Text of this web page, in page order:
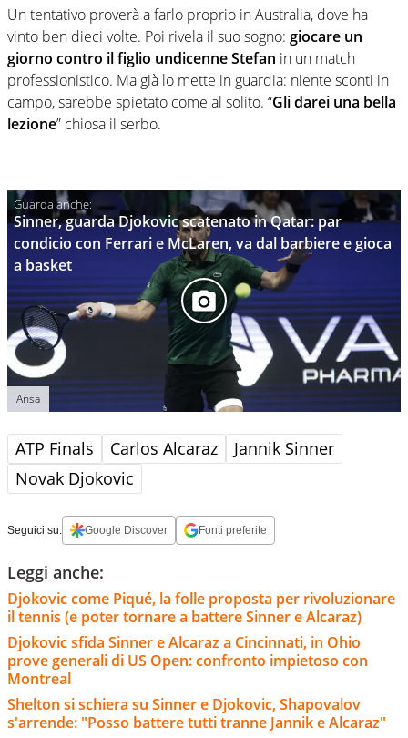
Un tentativo proverà a farlo proprio in Australia, dove ha
vinto ben dieci volte. Poi rivela il suo sogno: giocare un
giorno contro il figlio undicenne Stefan in un match
professionistico. Ma già lo mette in guardia: niente sconti in
campo, sarebbe spietato come al solito. “Gli darei una bella
lezione” chiosa il serbo.
Sinner, guarda Djokovic scatenato in Qatar: par
condicio con Ferrari e McLaren, va dal barbiere e gioca
a basket
Ansa
ATP Finals Carlos Alcaraz
Jannik Sinner
Novak Djokovic
Seguici su: Google Discover Fonti preferite
Leggi anche:
Djokovic come Piqué, la folle proposta per rivoluzionare
il tennis (e poter tornare a battere Sinner e Alcaraz)
Djokovic sfida Sinner e Alcaraz a Cincinnati, in Ohio
prove generali di US Open: confronto impietoso con
Montreal
Shelton si schiera su Sinner e Djokovic, Shapovalov
s'arrende: "Posso battere tutti tranne Jannik e Alcaraz"